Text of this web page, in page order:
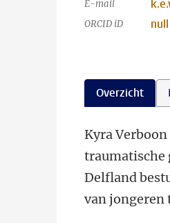
E-mail
ORCID iD null
Overzicht
Kyra
traumatische
Delfland
van jongeren